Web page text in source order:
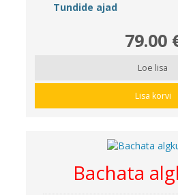
Tundide ajad
79.00
Loe lisa
Lisa korvi
Bachata